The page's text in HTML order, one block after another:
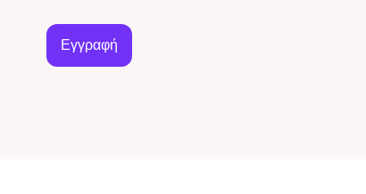
Εγγραφή